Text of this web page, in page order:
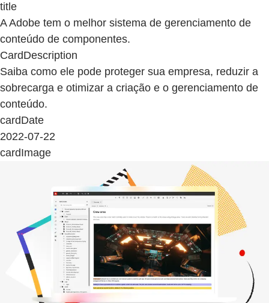
title
A Adobe tem o melhor sistema de gerenciamento de
conteúdo de componentes.
CardDescription
Saiba como ele pode proteger sua empresa, reduzir a
sobrecarga e otimizar a criação e o gerenciamento de
conteúdo.
cardDate
2022-07-22
cardImage